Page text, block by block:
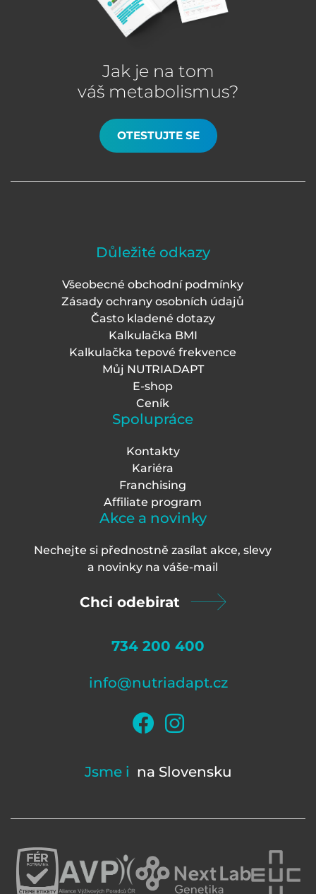
Jak je na tom
váš metabolismus?
OTESTUJTE SE
Důležité odkazy
Všeobecné obchodní podmínky
Zásady ochrany osobních údajů
Často kladené dotazy
Kalkulačka BMI
Kalkulačka tepové frekvence
Můj NUTRIADAPT
E-shop
Ceník
Spolupráce
Kontakty
Kariéra
Franchising
Affiliate program
Akce a novinky
Nechejte si přednostně zasílat akce, slevy
a novinky na váše-mail
Chci odebirat
734 200 400
info@nutriadapt.cz
Jsme i na Slovensku